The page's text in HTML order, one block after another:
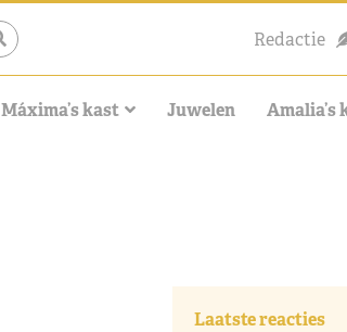
Redactie
Máxima’s kast Juwelen Amalia’s
Laatste reacties